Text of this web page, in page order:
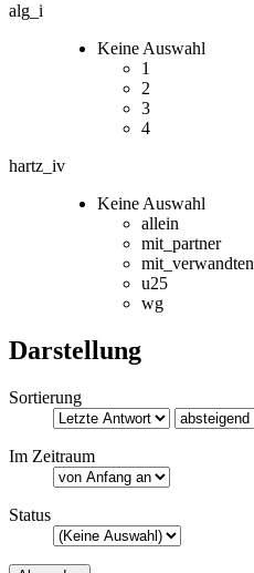
alg_i
Keine Auswahl
1
2
3
4
hartz_iv
Keine Auswahl
allein
mit_partner
mit_verwandten
u25
wg
Darstellung
Sortierung
Im Zeitraum
Status